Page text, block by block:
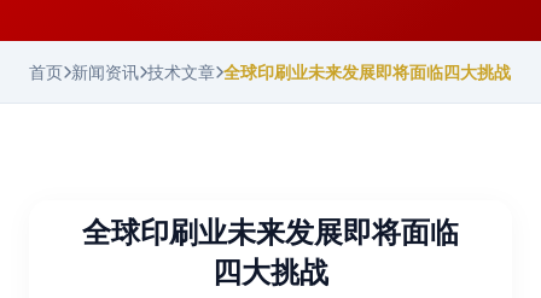
首页 新闻资讯 技术文章 全球印刷业未来发展即将面临四大挑战
全球印刷业未来发展即将面临
四大挑战